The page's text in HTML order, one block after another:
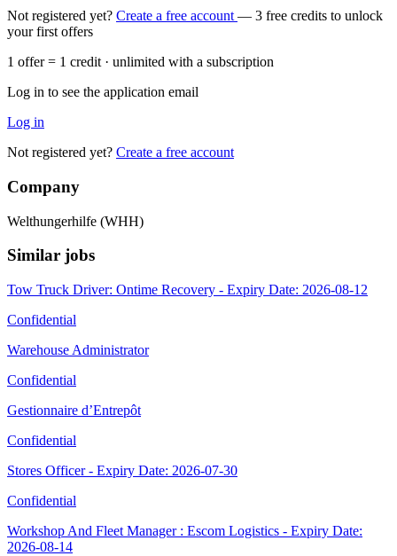
Not registered yet? Create a free account — 3 free credits to unlock
your first offers
1 offer = 1 credit · unlimited with a subscription
Log in to see the application email
Log in
Not registered yet? Create a free account
Company
Welthungerhilfe (WHH)
Similar jobs
Tow Truck Driver: Ontime Recovery - Expiry Date: 2026-08-12
Confidential
Warehouse Administrator
Confidential
Gestionnaire d’Entrepôt
Confidential
Stores Officer - Expiry Date: 2026-07-30
Confidential
Workshop And Fleet Manager : Escom Logistics - Expiry Date:
2026-08-14